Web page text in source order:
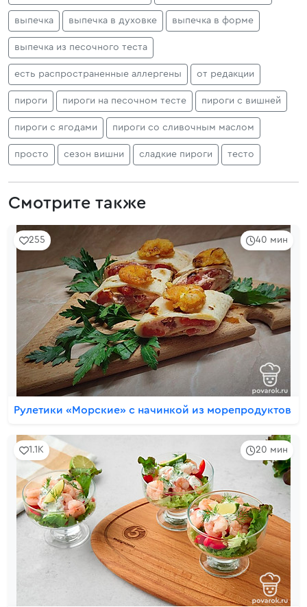
выпечка выпечка в духовке выпечка в форме
выпечка из песочного теста
есть распространенные аллергены от редакции
пироги пироги на песочном тесте пироги с вишней
пироги с ягодами пироги со сливочным маслом
просто сезон вишни сладкие пироги тесто
Смотрите также
40 мин
255
Рулетики «Морские» с начинкой из морепродуктов
20 мин
1.1K